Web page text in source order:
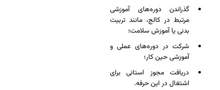
گذراندن دوره‌های آموزشی
مرتبط در کالج، مانند تربیت
بدنی یا آموزش سلامت؛
شرکت در دوره‌های عملی و
آموزشی حین کار؛
دریافت مجوز استانی برای
اشتغال در این حرفه.